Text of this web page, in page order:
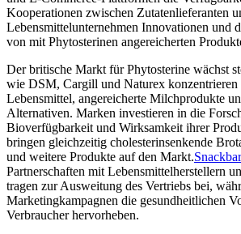
Kooperationen zwischen Zutatenlieferanten
Lebensmittelunternehmen Innovationen und
von mit Phytosterinen angereicherten
Der britische Markt für Phytosterine wächst
wie DSM, Cargill und Naturex
Lebensmittel, angereicherte Milchprodukte
Alternativen. Marken investieren in die
Bioverfügbarkeit und Wirksamkeit ihrer
bringen gleichzeitig cholesterinsenkende
und weitere Produkte auf den Markt.
Partnerschaften mit Lebensmittelherstellern
tragen zur Ausweitung des Vertriebs bei,
Marketingkampagnen die gesundheitlichen
Verbraucher hervorheben.